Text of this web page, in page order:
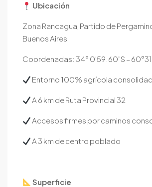
Ubicación
Zona Rancagua, Partido de
Buenos Aires
Coordenadas: 34° 0’59.60”S –
Entorno 100% agrícola
A 6 km de Ruta Provincial 32
Accesos firmes por caminos
A 3 km de centro poblado
Superficie